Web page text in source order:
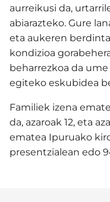
aurreikusi da,
abiarazteko. Gure
eta aukeren
kondizioa
beharrezkoa da
egiteko eskubidea
Familiek izena
da, azaroak 12, eta
ematea Ipuruako
presentzialean edo